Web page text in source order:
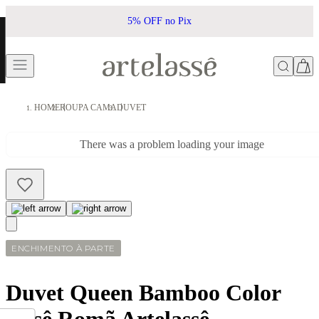
5% OFF no Pix
HOMEROUPA CAMADUVET
There was a problem loading your image
ENCHIMENTO À PARTE
Duvet Queen Bamboo Color